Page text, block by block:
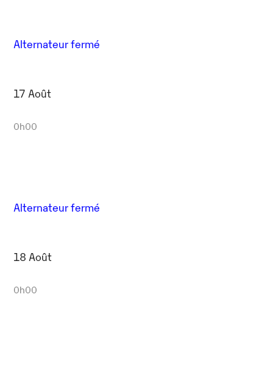
Alternateur fermé
17 Août
0h00
Alternateur fermé
18 Août
0h00